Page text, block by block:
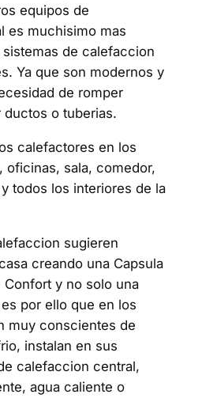
equipos de
es muchisimo mas
de calefaccion
Ya que son modernos y
de romper
ductos o tuberias.
calefactores en los
oficinas, sala, comedor,
todos los interiores de la
sugieren
creando una Capsula
y no solo una
por ello que en los
muy conscientes de
instalan en sus
calefaccion central,
agua caliente o